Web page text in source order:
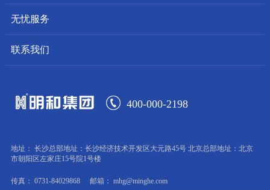
无忧服务
联系我们
400-000-2198
地址： 长沙总部地址：长沙经济技术开发区大元路45号 北京总部地址：北京
市朝阳区左家庄15号院1号楼
传真： 0731-84029868 邮箱： mhg@minghe.com